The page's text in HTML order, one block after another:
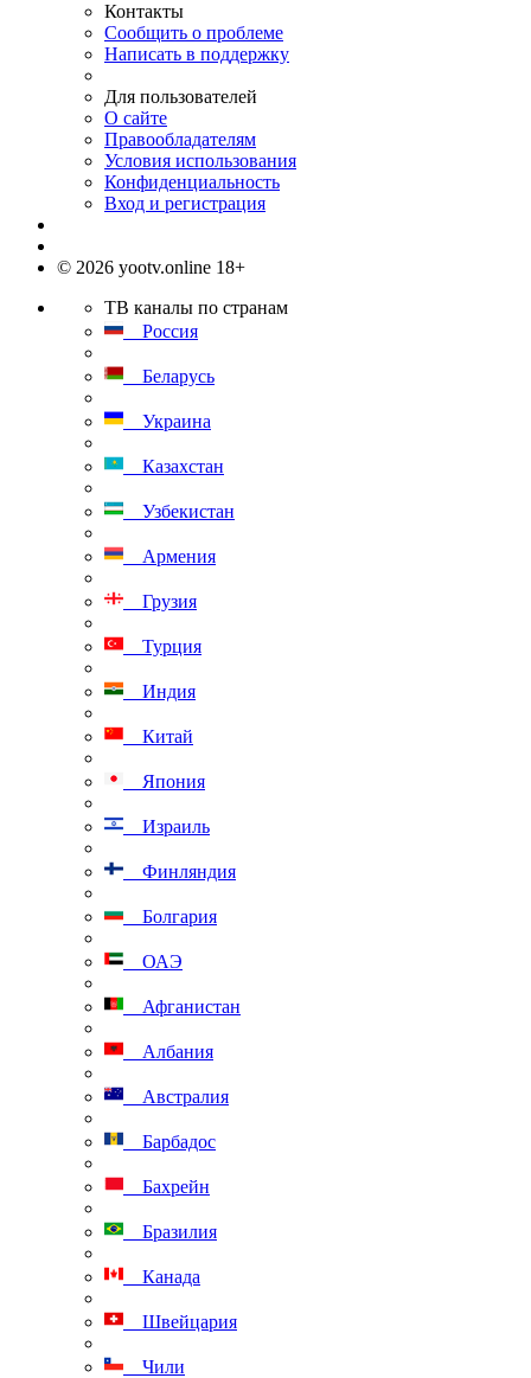
Контакты
Сообщить о проблеме
Написать в поддержку
Для пользователей
О сайте
Правообладателям
Условия использования
Конфиденциальность
Вход и регистрация
© 2026 yootv.online 18+
ТВ каналы по странам
Россия
Беларусь
Украина
Казахстан
Узбекистан
Армения
Грузия
Турция
Индия
Китай
Япония
Израиль
Финляндия
Болгария
ОАЭ
Афганистан
Албания
Австралия
Барбадос
Бахрейн
Бразилия
Канада
Швейцария
Чили